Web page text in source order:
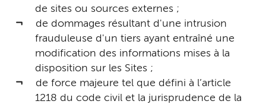
de sites ou sources externes ;
de dommages résultant d'une intrusion
frauduleuse d'un tiers ayant entraîné une
modification des informations mises à la
disposition sur les Sites ;
de force majeure tel que défini à l’article
1218 du code civil et la jurisprudence de la